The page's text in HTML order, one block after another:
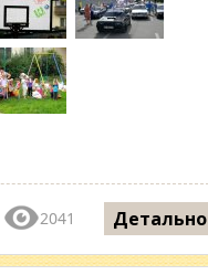
2041 Детально